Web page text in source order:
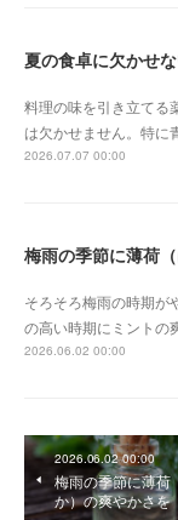
料理の味を引き立てる
は欠かせません。特に
2026.07.07 00:00
梅雨の季節に薄荷
そろそろ梅雨の時期が
の高い時期にミントの
2026.06.02 00:00
2026.06.02 00:00
梅雨の季節に薄荷
か）の爽やかさを